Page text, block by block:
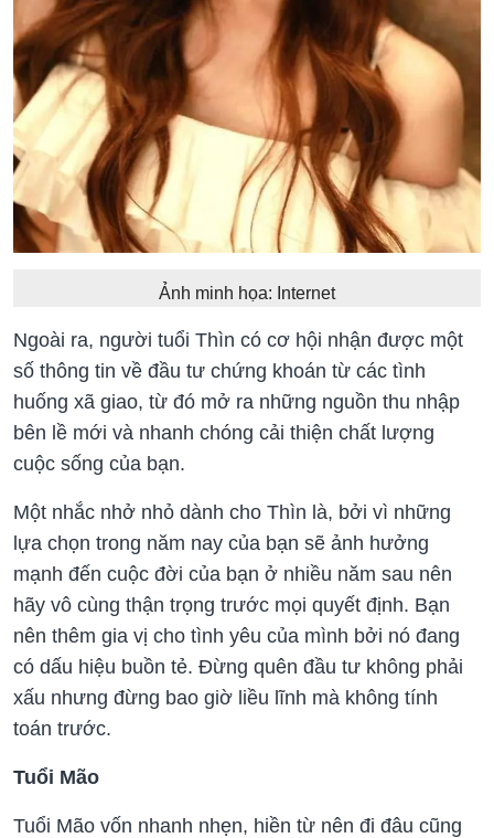
Ảnh minh họa: Internet
Ngoài ra, người tuổi Thìn có cơ hội nhận được một
số thông tin về đầu tư chứng khoán từ các tình
huống xã giao, từ đó mở ra những nguồn thu nhập
bên lề mới và nhanh chóng cải thiện chất lượng
cuộc sống của bạn.
Một nhắc nhở nhỏ dành cho Thìn là, bởi vì những
lựa chọn trong năm nay của bạn sẽ ảnh hưởng
mạnh đến cuộc đời của bạn ở nhiều năm sau nên
hãy vô cùng thận trọng trước mọi quyết định. Bạn
nên thêm gia vị cho tình yêu của mình bởi nó đang
có dấu hiệu buồn tẻ. Đừng quên đầu tư không phải
xấu nhưng đừng bao giờ liều lĩnh mà không tính
toán trước.
Tuổi Mão
Tuổi Mão vốn nhanh nhẹn, hiền từ nên đi đâu cũng